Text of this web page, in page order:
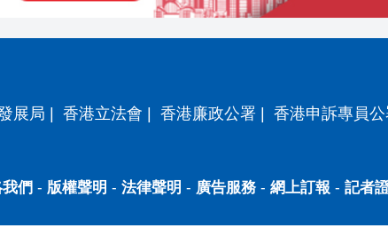
展局 | 香港立法會 | 香港廉政公署 | 香港申訴專員
們 - 版權聲明 - 法律聲明 - 廣告服務- 網上訂報 - 記者